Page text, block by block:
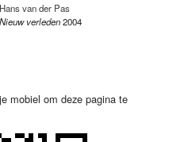
Hans van der Pas
Nieuw verleden2004
mobiel om deze pagina te